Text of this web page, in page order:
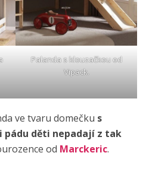
Palanda s klouzačkou od
Vipack.
ve tvaru domečku s
děti nepadají z tak
od Marckeric.